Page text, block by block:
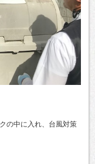
の中に入れ、台風対策